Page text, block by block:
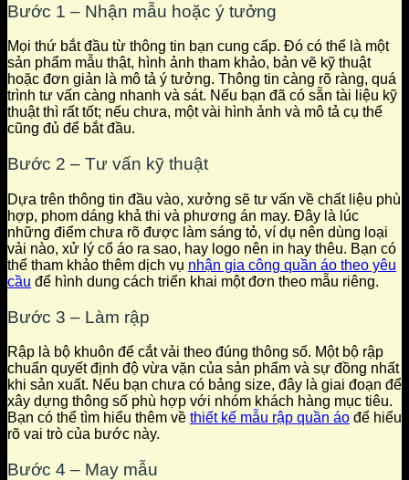
Bước 1 – Nhận mẫu hoặc ý tưởng
Mọi thứ bắt đầu từ thông tin bạn cung cấp. Đó có thể là một
sản phẩm mẫu thật, hình ảnh tham khảo, bản vẽ kỹ thuật
hoặc đơn giản là mô tả ý tưởng. Thông tin càng rõ ràng, quá
trình tư vấn càng nhanh và sát. Nếu bạn đã có sẵn tài liệu kỹ
thuật thì rất tốt; nếu chưa, một vài hình ảnh và mô tả cụ thể
cũng đủ để bắt đầu.
Bước 2 – Tư vấn kỹ thuật
Dựa trên thông tin đầu vào, xưởng sẽ tư vấn về chất liệu phù
hợp, phom dáng khả thi và phương án may. Đây là lúc
những điểm chưa rõ được làm sáng tỏ, ví dụ nên dùng loại
vải nào, xử lý cổ áo ra sao, hay logo nên in hay thêu. Bạn có
thể tham khảo thêm dịch vụ nhận gia công quần áo theo yêu
cầu để hình dung cách triển khai một đơn theo mẫu riêng.
Bước 3 – Làm rập
Rập là bộ khuôn để cắt vải theo đúng thông số. Một bộ rập
chuẩn quyết định độ vừa vặn của sản phẩm và sự đồng nhất
khi sản xuất. Nếu bạn chưa có bảng size, đây là giai đoạn để
xây dựng thông số phù hợp với nhóm khách hàng mục tiêu.
Bạn có thể tìm hiểu thêm về thiết kế mẫu rập quần áo để hiểu
rõ vai trò của bước này.
Bước 4 – May mẫu